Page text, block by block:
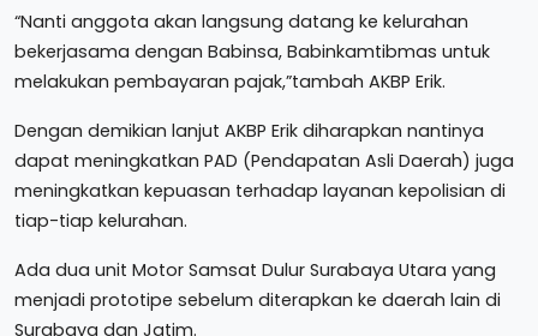
“Nanti anggota akan langsung datang ke kelurahan
bekerjasama dengan Babinsa, Babinkamtibmas untuk
melakukan pembayaran pajak,”tambah AKBP Erik.
Dengan demikian lanjut AKBP Erik diharapkan nantinya
dapat meningkatkan PAD (Pendapatan Asli Daerah) juga
meningkatkan kepuasan terhadap layanan kepolisian di
tiap-tiap kelurahan.
Ada dua unit Motor Samsat Dulur Surabaya Utara yang
menjadi prototipe sebelum diterapkan ke daerah lain di
Surabaya dan Jatim.